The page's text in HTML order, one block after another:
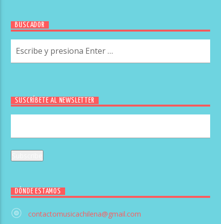
BUSCADOR
SUSCRÍBETE AL NEWSLETTER
DÓNDE ESTAMOS
contactomusicachilena@gmail.com